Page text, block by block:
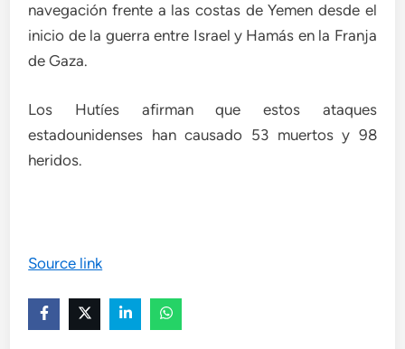
navegación frente a las costas de Yemen desde el
inicio de la guerra entre Israel y Hamás en la Franja
de Gaza.
Los Hutíes afirman que estos ataques
estadounidenses han causado 53 muertos y 98
heridos.
Source link